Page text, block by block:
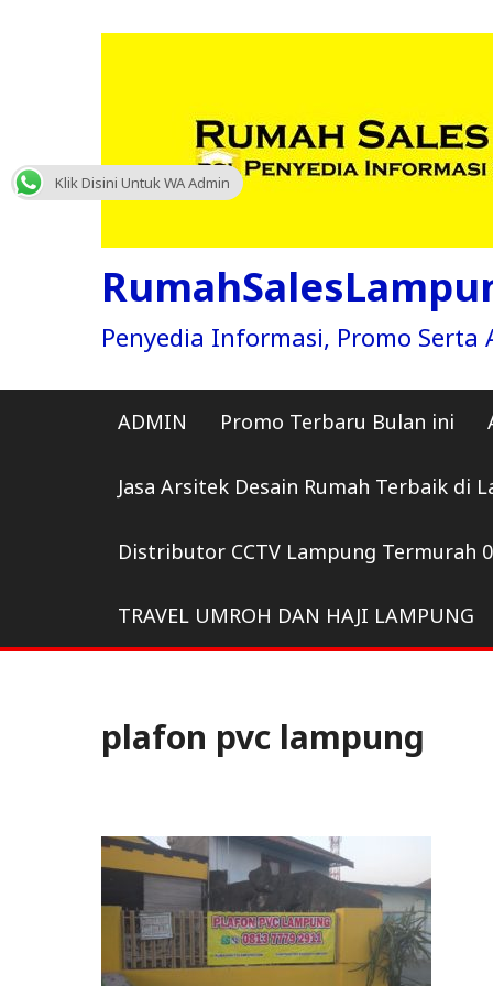
Penyedia Informasi, Promo Serta
ADMIN Promo Terbaru Bulan ini
Jasa Arsitek Desain Rumah Terbaik di
Distributor CCTV Lampung Termurah
TRAVEL UMROH DAN HAJI LAMPUNG
plafon pvc lampung
Klik Disini Untuk WA Admin